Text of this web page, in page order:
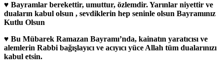
♥ Bayramlar berekettir, umuttur, özlemdir. Yarınlar niyettir ve
duaların kabul olsun , sevdiklerin hep seninle olsun Bayramınız
Kutlu Olsun
♥ Bu Mübarek Ramazan Bayramı’nda, kainatın yaratıcısı ve
alemlerin Rabbi bağışlayıcı ve acıyıcı yüce Allah tüm dualarınızı
kabul etsin.